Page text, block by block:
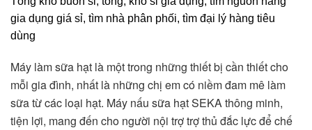
gia dụng giá sỉ, tìm nhà phân phối, tìm đại lý hàng tiêu
dùng
Máy làm sữa hạt là một trong những thiết bị cần thiết cho
mỗi gia đình, nhất là những chị em có niềm đam mê làm
sữa từ các loại hạt. Máy nấu sữa hạt SEKA thông minh,
tiện lợi, mang đến cho người nội trợ trợ thủ đắc lực để chế